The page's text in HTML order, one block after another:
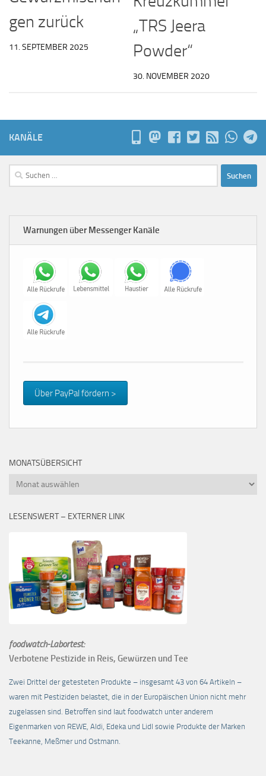
gen zurück
11. SEPTEMBER 2025
„TRS Jeera
Powder“
30. NOVEMBER 2020
KANÄLE
Suchen
nach:
Warnungen über Messenger Kanäle
Über PayPal fördern >
MONATSÜBERSICHT
Monatsübersicht
LESENSWERT – EXTERNER LINK
foodwatch-Labortest:
Verbotene Pestizide in Reis, Gewürzen und Tee
Zwei Drittel der getesteten Produkte – insgesamt 43 von 64 Artikeln –
waren mit Pestiziden belastet, die in der Europäischen Union nicht mehr
zugelassen sind. Betroffen sind laut foodwatch unter anderem
Eigenmarken von REWE, Aldi, Edeka und Lidl sowie Produkte der Marken
Teekanne, Meßmer und Ostmann.